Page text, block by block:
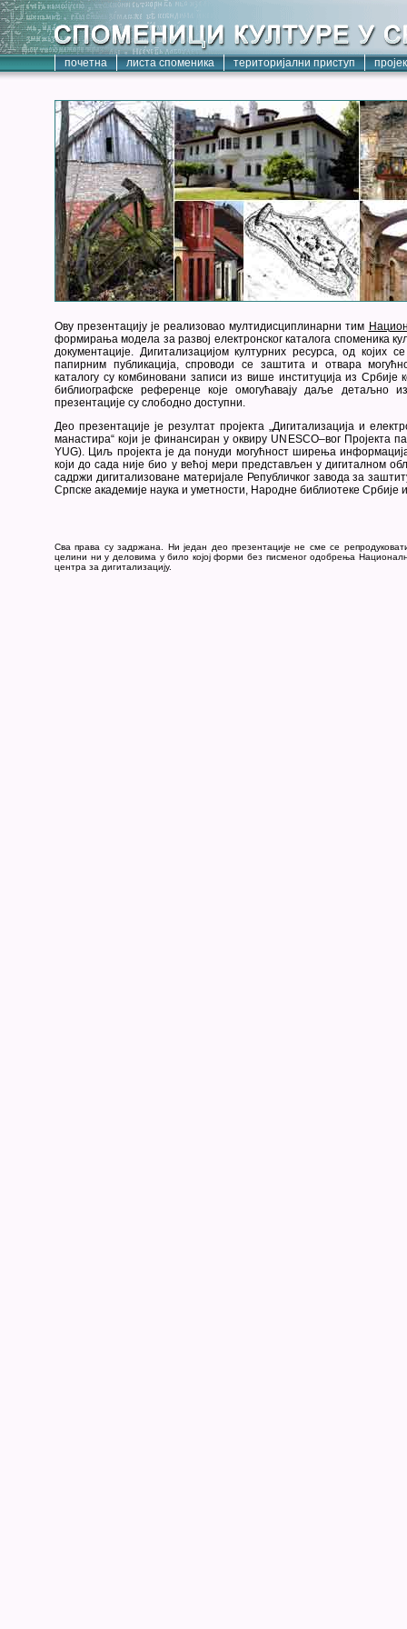
почетна листа споменика територијални приступ
Ову презентацију је реализовао мултидисциплинарни тим
формирања модела за развој електронског каталога споменика
документације. Дигитализацијом културних ресурса, од којих
папирним публикација, спроводи се заштита и отвара
каталогу су комбиновани записи из више институција из Србије
библиографске референце које омогућавају даље детаљно
презентације су слободно доступни.
Део презентације је резултат пројекта „Дигитализација и
манастира“ који је финансиран у оквиру UNESCO–вог Пројекта
YUG). Циљ пројекта је да понуди могућност ширења
који до сада није био у већој мери представљен у дигиталном
садржи дигитализоване материјале Републичког завода за
Српске академије наука и уметности, Народне библиотеке
Сва права су задржана. Ни један део презентације не сме се
целини ни у деловима у било којој форми без писменог одобрења
центра за дигитализацију.